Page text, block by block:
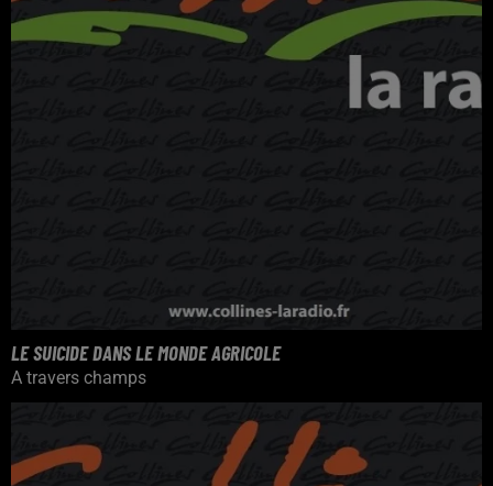
LE SUICIDE DANS LE MONDE AGRICOLE
A travers champs